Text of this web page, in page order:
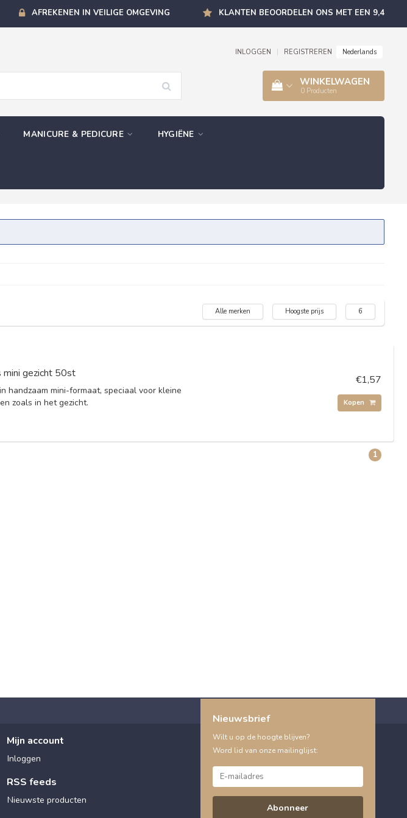
AFREKENEN IN VEILIGE OMGEVING KLANTEN BEOORDELEN ONS MET EEN 9,4
INLOGGEN REGISTREREN Nederlands
WINKELWAGEN
0 Producten
MANICURE & PEDICURE HYGIËNE
Alle merken Hoogste prijs 6
mini gezicht 50st
handzaam mini-formaat, speciaal voor kleine
zoals in het gezicht.
€1,57
Kopen
1
Mijn account
Inloggen
RSS feeds
Nieuwste producten
Nieuwsbrief
Wilt u op de hoogte blijven?
Word lid van onze mailinglijst:
Abonneer